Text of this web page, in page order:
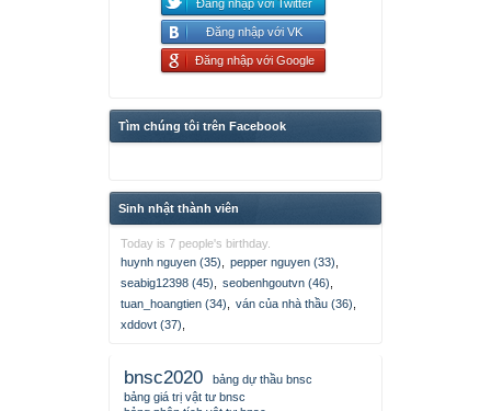
Đăng nhập với Twitter
Đăng nhập với VK
Đăng nhập với Google
Tìm chúng tôi trên Facebook
Sinh nhật thành viên
Today is 7 people's birthday.
huynh nguyen (35)
pepper nguyen (33)
seabig12398 (45)
seobenhgoutvn (46)
tuan_hoangtien (34)
ván của nhà thầu (36)
xddovt (37)
bnsc2020
bảng dự thầu bnsc
bảng giá trị vật tư bnsc